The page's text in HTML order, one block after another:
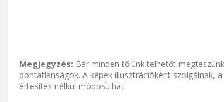
Megjegyzés: Bár minden tőlünk telhetőt
pontatlanságok. A képek illusztrációként szolgálnak,
értesítés nélkül módosulhat.